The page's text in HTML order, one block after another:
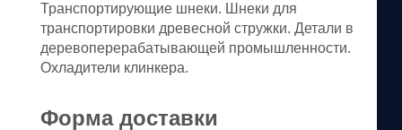
Транспортирующие шнеки. Шнеки для
транспортировки древесной стружки. Детали в
деревоперерабатывающей промышленности.
Охладители клинкера.
Форма доставки